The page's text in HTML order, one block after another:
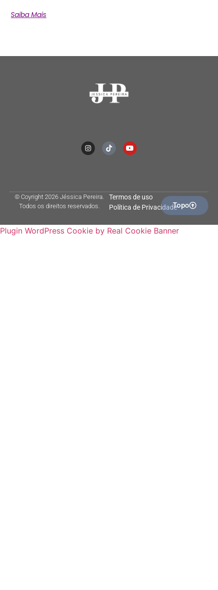
Saiba Mais
© Coyright 2026 Jéssica Pereira.
Todos os direitos reservados.
Termos de uso
Política de PrivacidadeTopo
Plugin WordPress Cookie by Real Cookie Banner